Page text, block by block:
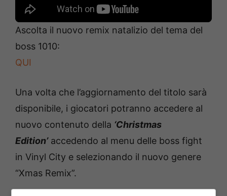
Ascolta il nuovo remix natalizio del tema del
boss 1010:
QUI
Una volta che l’aggiornamento del titolo sarà
disponibile, i giocatori potranno accedere al
nuovo contenuto della ‘Christmas
Edition’accedendo al menu delle boss fight
in Vinyl City e selezionando il nuovo genere
“Xmas Remix”.